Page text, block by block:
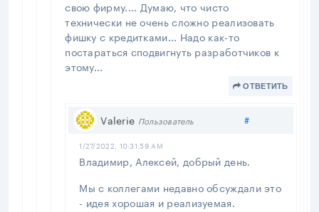
свою фирму.... Думаю, что чисто
технически не очень сложно реализовать
фишку с кредитками... Надо как-то
постараться сподвигнуть разработчиков к
этому...
ОТВЕТИТЬ
Valerie Пользователь #Поделиться
1/27/2022, 10:31:59 AM
Владимир, Алексей, добрый день.
Мы с коллегами недавно обсуждали это
- идея хорошая и реализуемая.